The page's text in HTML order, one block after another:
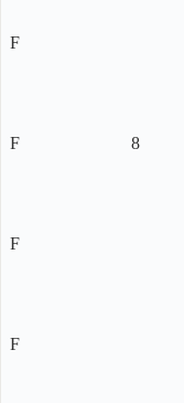
F
F 8
F
F